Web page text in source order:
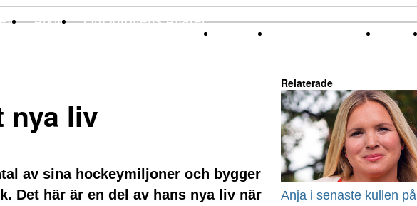
Arkiv Om Idrottens Affärer
nya liv
av sina hockeymiljoner och bygger
Det här är en del av hans nya liv när
Relaterade
Anja i senaste kullen på